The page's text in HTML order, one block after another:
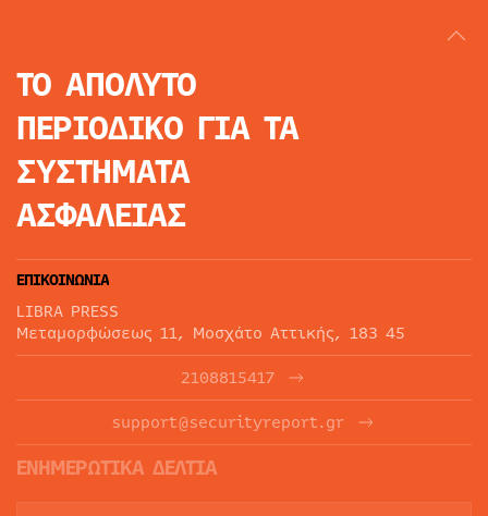
ΤΟ ΑΠΟΛΥΤΟ
ΠΕΡΙΟΔΙΚΟ ΓΙΑ ΤΑ
ΣΥΣΤΗΜΑΤΑ
ΑΣΦΑΛΕΙΑΣ
ΕΠΙΚΟΙΝΩΝΙΑ
LIBRA PRESS
Μεταμορφώσεως 11, Μοσχάτο Αττικής, 183 45
2108815417
support@securityreport.gr
ΕΝΗΜΕΡΩΤΙΚΑ ΔΕΛΤΙΑ